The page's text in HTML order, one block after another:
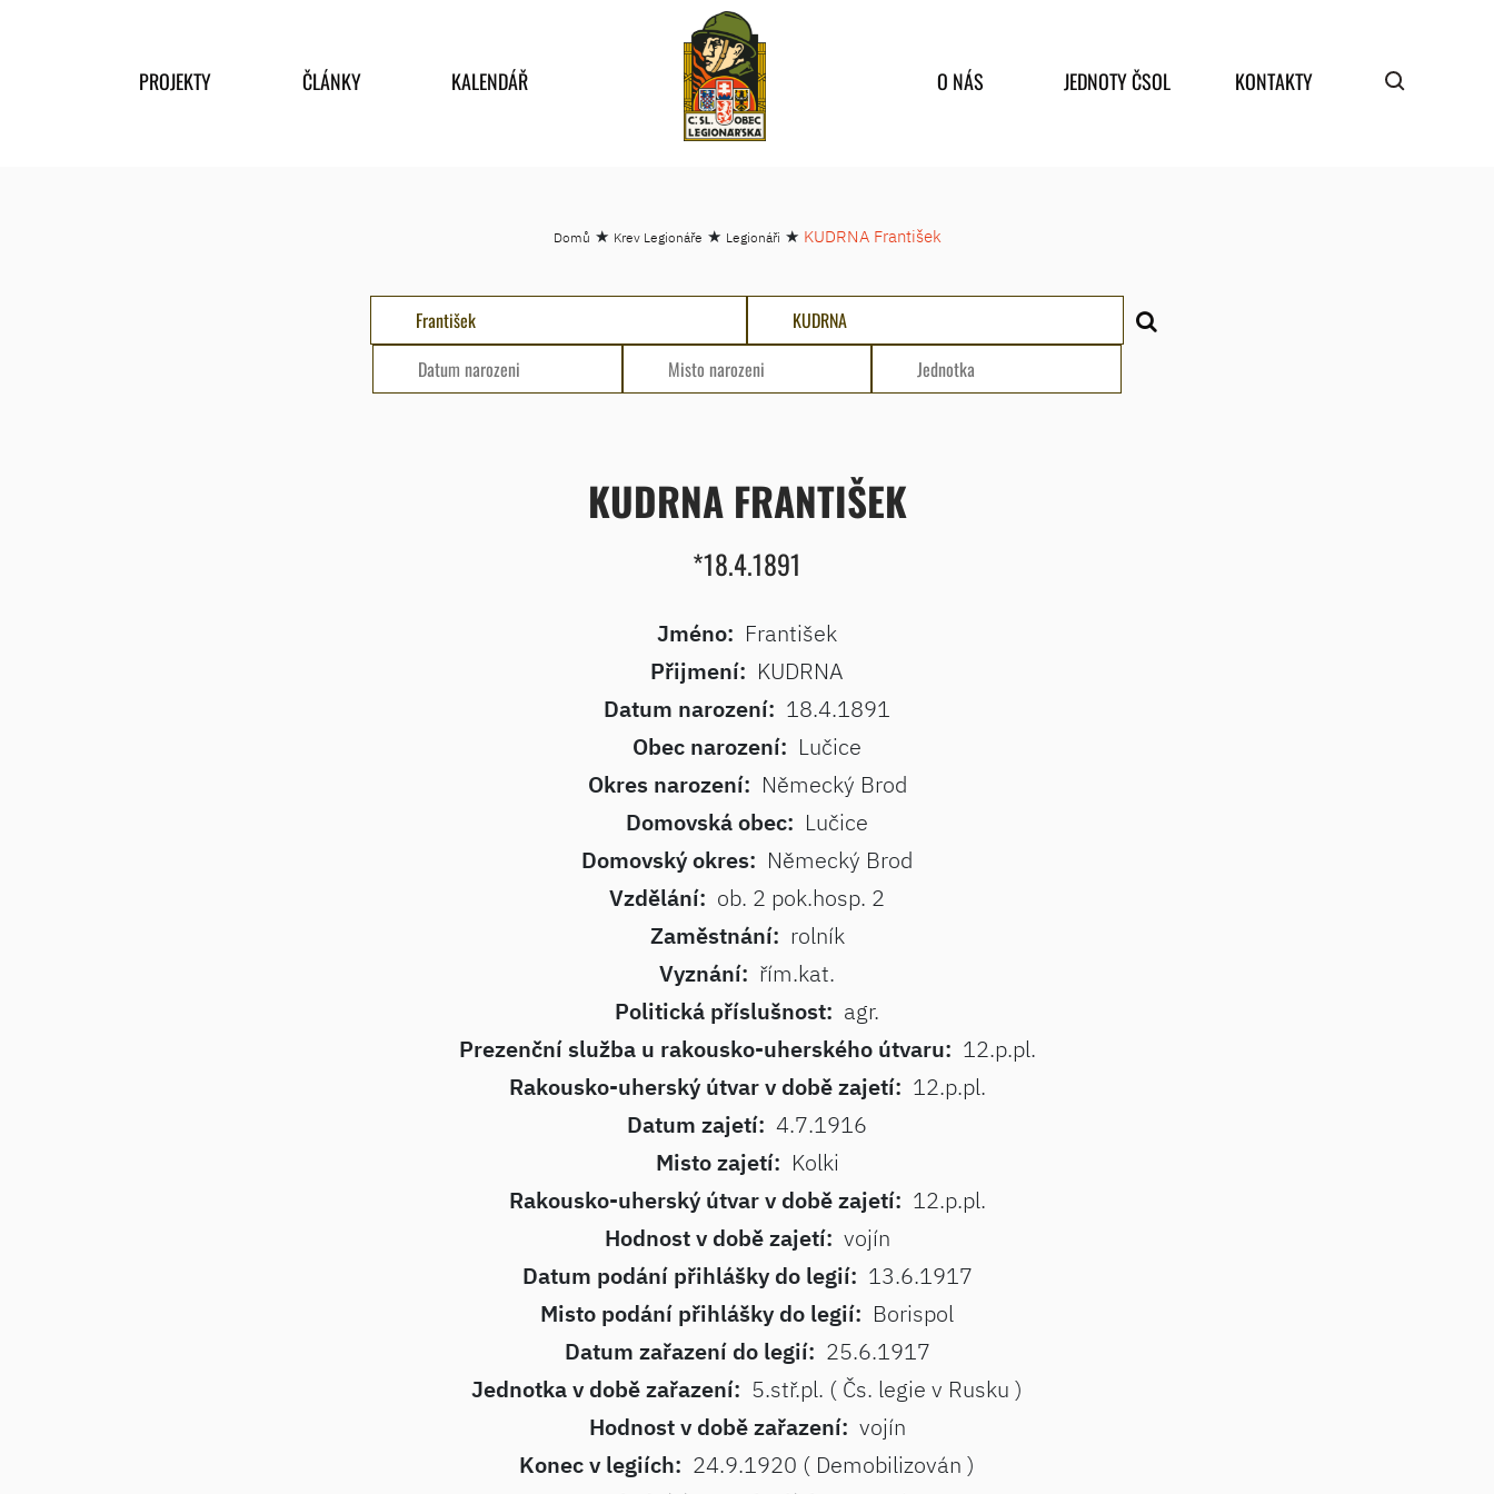
PROJEKTY ČLÁNKY KALENDÁŘ O NÁS JEDNOTY ČSOL KONTAKTY
Domů ★ Krev Legionáře ★ Legionáři ★ KUDRNA František
KUDRNA FRANTIŠEK
*18.4.1891
Jméno: František
Přijmení: KUDRNA
Datum narození: 18.4.1891
Obec narození: Lučice
Okres narození: Německý Brod
Domovská obec: Lučice
Domovský okres: Německý Brod
Vzdělání: ob. 2 pok.hosp. 2
Zaměstnání: rolník
Vyznání: řím.kat.
Politická příslušnost: agr.
Prezenční služba u rakousko-uherského útvaru: 12.p.pl.
Rakousko-uherský útvar v době zajetí: 12.p.pl.
Datum zajetí: 4.7.1916
Misto zajetí: Kolki
Rakousko-uherský útvar v době zajetí: 12.p.pl.
Hodnost v době zajetí: vojín
Datum podání přihlášky do legií: 13.6.1917
Misto podání přihlášky do legií: Borispol
Datum zařazení do legií: 25.6.1917
Jednotka v době zařazení: 5.stř.pl. ( Čs. legie v Rusku )
Hodnost v době zařazení: vojín
Konec v legiích: 24.9.1920 ( Demobilizován )